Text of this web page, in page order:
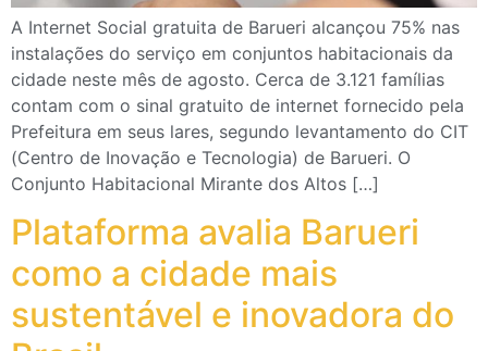
A Internet Social gratuita de Barueri alcançou 75% nas
instalações do serviço em conjuntos habitacionais da
cidade neste mês de agosto. Cerca de 3.121 famílias
contam com o sinal gratuito de internet fornecido pela
Prefeitura em seus lares, segundo levantamento do CIT
(Centro de Inovação e Tecnologia) de Barueri. O
Conjunto Habitacional Mirante dos Altos […]
Plataforma avalia Barueri
como a cidade mais
sustentável e inovadora do